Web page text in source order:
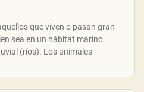
que viven o pasan gran
sea en un hábitat marino
(ríos). Los animales